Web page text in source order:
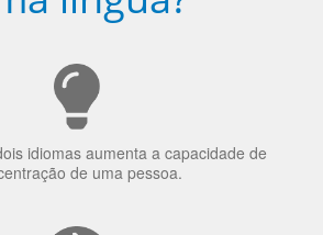
idiomas aumenta a capacidade de
de uma pessoa.